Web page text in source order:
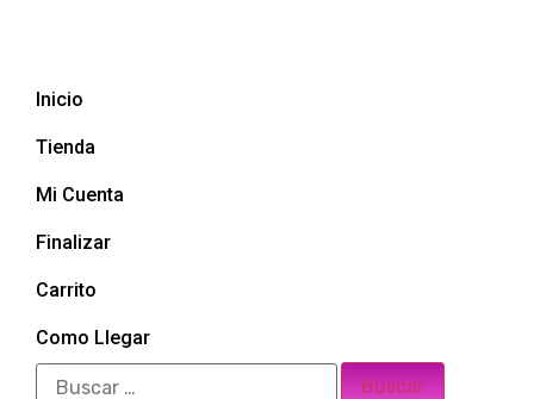
Inicio
Tienda
Mi Cuenta
Finalizar
Carrito
Como Llegar